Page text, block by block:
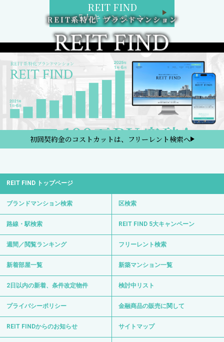
REIT FIND
5大キャンペーン
初回契約金のコストカットは、フリーレント検索へ
REIT FIND トップページ
ブランドマンション検索 区検索
路線・駅検索 REIT FIND 5大キャンペーン
週間／閲覧ランキング フリーレント検索
新着部屋一覧 新築マンション一覧
2日以内の新着、条件改定物件 検討中リスト
プライバシーポリシー 金融商品の販売に関して
REIT FINDからのお知らせ サイトマップ